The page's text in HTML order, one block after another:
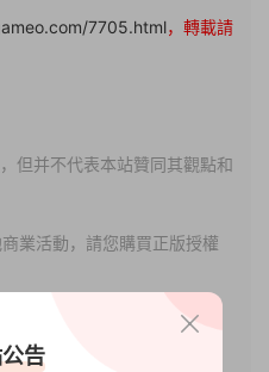
7705.html，轉載請
但并不代表本站贊同其觀點和
業活動，請您購買正版授權
源，請聯系我們。将會第一
告